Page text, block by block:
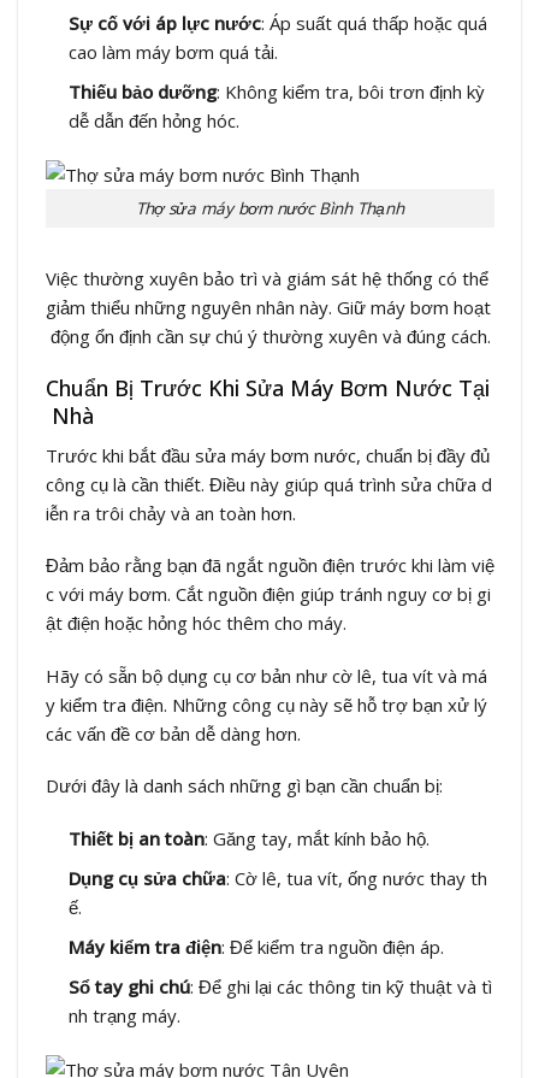
Sự cố với áp lực nước: Áp suất quá thấp hoặc quá
cao làm máy bơm quá tải.
Thiếu bảo dưỡng: Không kiểm tra, bôi trơn định kỳ
dễ dẫn đến hỏng hóc.
Thợ sửa máy bơm nước Bình Thạnh
Việc thường xuyên bảo trì và giám sát hệ thống có thể
giảm thiểu những nguyên nhân này. Giữ máy bơm hoạt
động ổn định cần sự chú ý thường xuyên và đúng cách.
Chuẩn Bị Trước Khi Sửa Máy Bơm Nước Tại
Nhà
Trước khi bắt đầu sửa máy bơm nước, chuẩn bị đầy đủ
công cụ là cần thiết. Điều này giúp quá trình sửa chữa d
iễn ra trôi chảy và an toàn hơn.
Đảm bảo rằng bạn đã ngắt nguồn điện trước khi làm việ
c với máy bơm. Cắt nguồn điện giúp tránh nguy cơ bị gi
ật điện hoặc hỏng hóc thêm cho máy.
Hãy có sẵn bộ dụng cụ cơ bản như cờ lê, tua vít và má
y kiểm tra điện. Những công cụ này sẽ hỗ trợ bạn xử lý
các vấn đề cơ bản dễ dàng hơn.
Dưới đây là danh sách những gì bạn cần chuẩn bị:
Thiết bị an toàn: Găng tay, mắt kính bảo hộ.
Dụng cụ sửa chữa: Cờ lê, tua vít, ống nước thay th
ế.
Máy kiểm tra điện: Để kiểm tra nguồn điện áp.
Sổ tay ghi chú: Để ghi lại các thông tin kỹ thuật và tì
nh trạng máy.